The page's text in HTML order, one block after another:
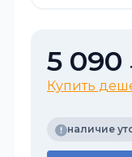
5 090
Купить
наличие